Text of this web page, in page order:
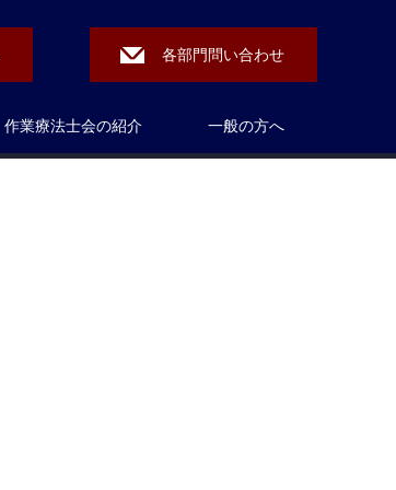
各部門問い合わせ
作業療法士会の紹介 一般の方へ